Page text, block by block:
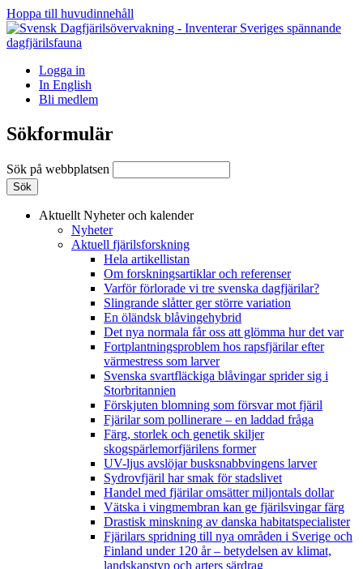
Hoppa till huvudinnehåll
Logga in
In English
Bli medlem
Sökformulär
Sök på webbplatsen
Aktuellt Nyheter och kalender
Nyheter
Aktuell fjärilsforskning
Hela artikellistan
Om forskningsartiklar och referenser
Varför förlorade vi tre svenska dagfjärilar?
Slingrande slåtter ger större variation
En öländsk blåvingehybrid
Det nya normala får oss att glömma hur det var
Fortplantningsproblem hos rapsfjärilar efter
värmestress som larver
Svenska svartfläckiga blåvingar sprider sig i
Storbritannien
Förskjuten blomning som försvar mot fjäril
Fjärilar som pollinerare – en laddad fråga
Färg, storlek och genetik skiljer
skogspärlemorfjärilens former
UV-ljus avslöjar busksnabbvingens larver
Sydrovfjäril har smak för stadslivet
Handel med fjärilar omsätter miljontals dollar
Vätska i vingmembran kan ge fjärilsvingar färg
Drastisk minskning av danska habitatspecialister
Fjärilars spridning till nya områden i Sverige och
Finland under 120 år– betydelsen av klimat,
landskapstyp och arters särdrag